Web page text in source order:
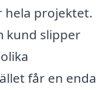
hela projektet.
kund slipper
får en enda